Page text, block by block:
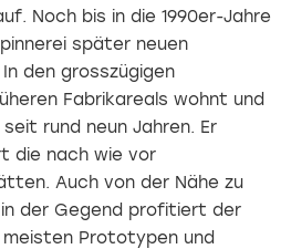
Noch bis in die 1990er-Jahre
später neuen
den grosszügigen
Fabrikareals wohnt und
rund neun Jahren. Er
die nach wie vor
Auch von der Nähe zu
der Gegend profitiert der
Prototypen und